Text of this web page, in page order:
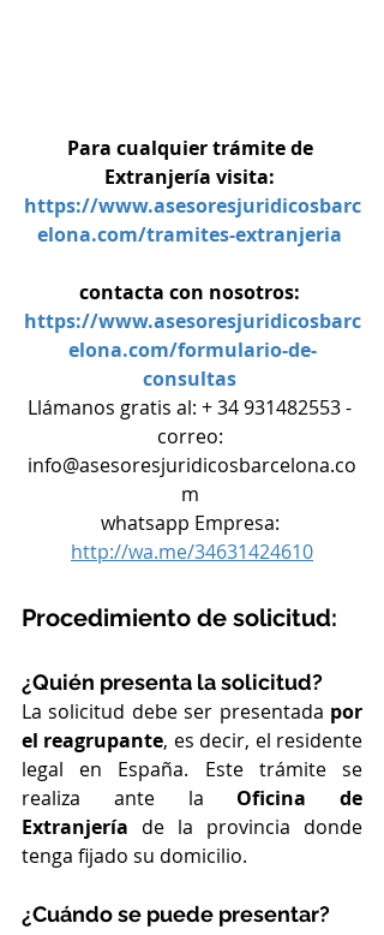
Para cualquier trámite de
Extranjería visita:
https://www.asesoresjuridicosbarc
elona.com/tramites-extranjeria
contacta con nosotros:
https://www.asesoresjuridicosbarc
elona.com/formulario-de-
consultas
Llámanos gratis al: + 34 931482553 -
correo:
info@asesoresjuridicosbarcelona.co
m
whatsapp Empresa:
http://wa.me/34631424610
Procedimiento de solicitud:
¿Quién presenta la solicitud?
La solicitud debe ser presentada por
el reagrupante, es decir, el residente
legal en España. Este trámite se
realiza ante la Oficina de
Extranjería de la provincia donde
tenga fijado su domicilio.
¿Cuándo se puede presentar?